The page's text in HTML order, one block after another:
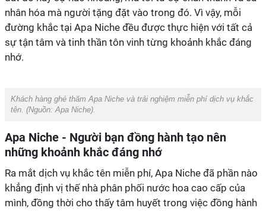
nhân hóa mà người tặng đặt vào trong đó. Vì vậy, mỗi
đường khắc tại Apa Niche đều được thực hiện với tất cả
sự tận tâm và tinh thần tôn vinh từng khoảnh khắc đáng
nhớ.
Khách hàng ghé thăm Apa Niche và trải nghiệm miễn phí dịch vụ khắc
tên. (Nguồn:Apa Niche).
Apa Niche - Người bạn đồng hành tạo nên
những khoảnh khắc đáng nhớ
Ra mắt dịch vụ khắc tên miễn phí, Apa Niche đã phần nào
khẳng định vị thế nhà phân phối nước hoa cao cấp của
mình, đồng thời cho thấy tâm huyết trong việc đồng hành